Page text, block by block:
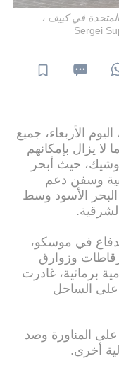
في كييف ،
Sergei
الأربعاء، جميع
لا يزال بإمكانهم
حيث أبحر
سفينة حربية وسفن دعم
الأسود وسط
في موسكو،
وزوارق
برمائية، غادرت
الساحل
المناورة وصد
أخرى.